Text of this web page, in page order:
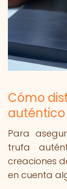
Cómo
auténtico
Para
trufa
creaciones
en cuenta